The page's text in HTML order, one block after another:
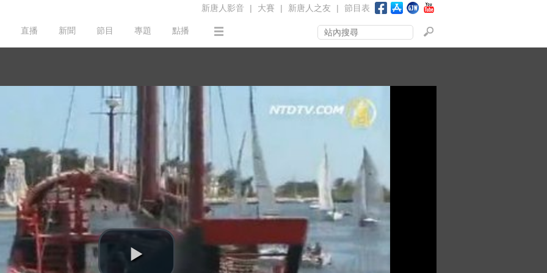
新唐人影音 | 大賽 | 新唐人之友 | 節目表
直播 新聞 節目 專題 點播